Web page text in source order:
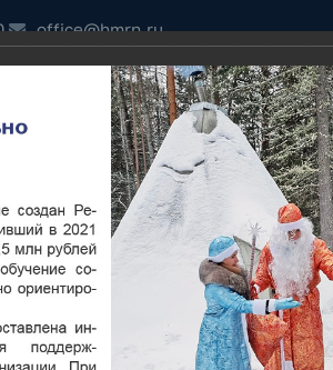
office@hmrn.ru
ГУБЕРНАТОРА ХМАО-ЮГРЫ ОТКРЫТЫЕ